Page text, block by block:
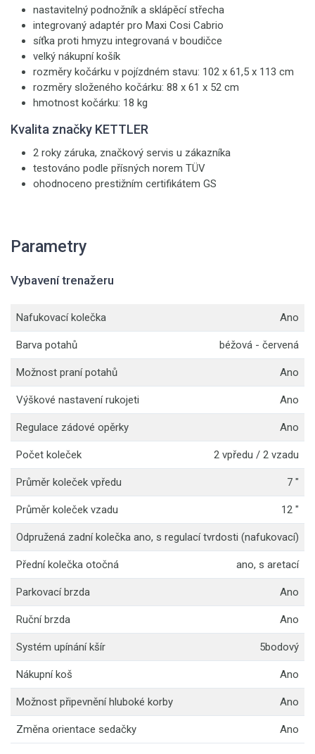
nastavitelný podnožník a sklápěcí střecha
integrovaný adaptér pro Maxi Cosi Cabrio
síťka proti hmyzu integrovaná v boudičce
velký nákupní košík
rozměry kočárku v pojízdném stavu: 102 x 61,5 x 113 cm
rozměry složeného kočárku: 88 x 61 x 52 cm
hmotnost kočárku: 18 kg
Kvalita značky KETTLER
2 roky záruka, značkový servis u zákazníka
testováno podle přísných norem TÜV
ohodnoceno prestižním certifikátem GS
Parametry
Vybavení trenažeru
Nafukovací kolečka Ano
Barva potahů béžová - červená
Možnost praní potahů Ano
Výškové nastavení rukojeti Ano
Regulace zádové opěrky Ano
Počet koleček 2 vpředu / 2 vzadu
Průměr koleček vpředu 7 "
Průměr koleček vzadu 12 "
Odpružená zadní kolečka ano, s regulací tvrdosti (nafukovací)
Přední kolečka otočná ano, s aretací
Parkovací brzda Ano
Ruční brzda Ano
Systém upínání kšír 5bodový
Nákupní koš Ano
Možnost připevnění hluboké korby Ano
Změna orientace sedačky Ano